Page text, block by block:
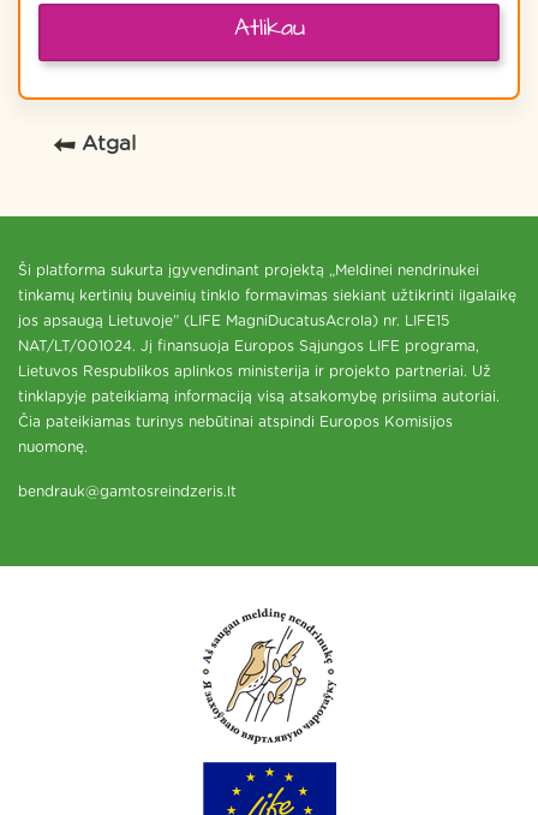
Atlikau
Atgal
Ši platforma sukurta įgyvendinant projektą „Meldinei nendrinukei
tinkamų kertinių buveinių tinklo formavimas siekiant užtikrinti ilgalaikę
jos apsaugą Lietuvoje” (LIFE MagniDucatusAcrola) nr. LIFE15
NAT/LT/001024. Jį finansuoja Europos Sąjungos LIFE programa,
Lietuvos Respublikos aplinkos ministerija ir projekto partneriai. Už
tinklapyje pateikiamą informaciją visą atsakomybę prisiima autoriai.
Čia pateikiamas turinys nebūtinai atspindi Europos Komisijos
nuomonę.
bendrauk@gamtosreindzeris.lt